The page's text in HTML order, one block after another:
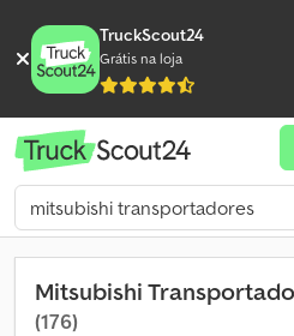
TruckScout24
Grátis na loja
Mitsubishi
(176)